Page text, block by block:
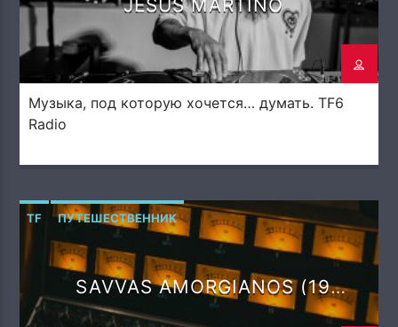
JESUS MARTINO
Музыка, под которую хочется… думать. TF6
Radio
TF ПУТЕШЕСТВЕННИК
SAVVAS AMORGIANOS (19
DEGREES)